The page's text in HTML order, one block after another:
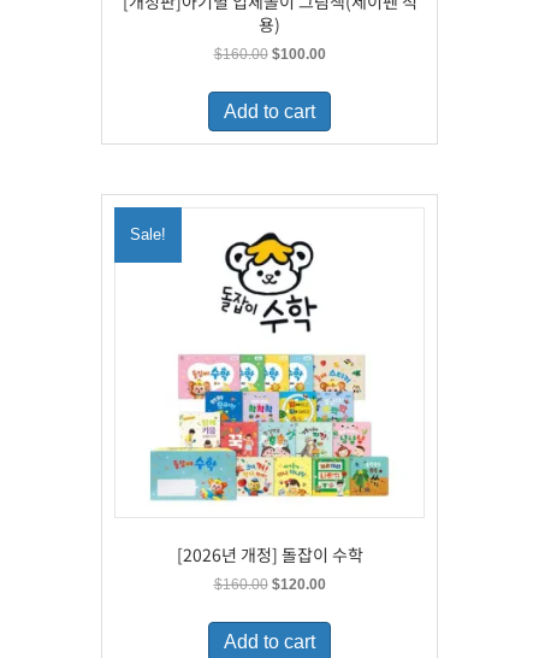
용)
$160.00 Original
was:
$160.00.
$100.00Current
is:
Add to cart
Sale!
[2026년 개정] 돌잡이 수학
$160.00 Original
was:
$160.00.
$120.00Current
is:
Add to cart